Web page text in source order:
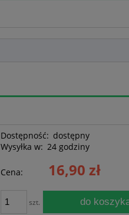
Dostępność: dostępny
Wysyłka w: 24 godziny
Cena: 16,90 zł
szt. do